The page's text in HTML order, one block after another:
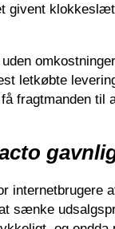
givent
letkøbte
fragtmanden til
sænke